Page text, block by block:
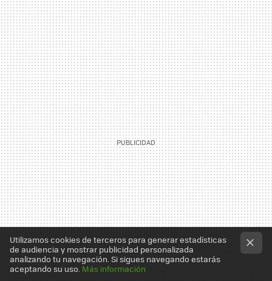
Utilizamos cookies de terceros para generar estadísticas
de audiencia y mostrar publicidad personalizada
analizando tu navegación. Si sigues navegando estarás
aceptando su uso. Más información